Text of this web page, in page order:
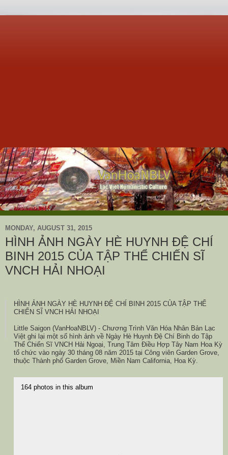
MONDAY, AUGUST 31, 2015
HÌNH ẢNH NGÀY HÈ HUYNH ĐỆ CHÍ
BINH 2015 CỦA TẬP THỂ CHIẾN SĨ
VNCH HẢI NHOẠI
HÌNH ẢNH NGÀY HÈ HUYNH ĐỆ CHÍ BINH 2015 CỦA TẬP THỂ
CHIẾN SĨ VNCH HẢI NHOẠI
Little Saigon (VanHoaNBLV) - Chương Trình Văn Hóa Nhân Bản Lạc
Việt ghi lại một số hình ảnh về Ngày Hè Huynh Đệ Chí Binh do Tập
Thể Chiến Sĩ VNCH Hải Ngoại, Trung Tâm Điều Hợp Tây Nam Hoa Kỳ
tổ chức vào ngày 30 tháng 08 năm 2015 tại Công viên Garden Grove,
thuộc Thành phố Garden Grove, Miền Nam California, Hoa Kỳ.
164 photos in this album